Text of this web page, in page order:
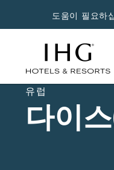
도움이 필요하
유럽
다이